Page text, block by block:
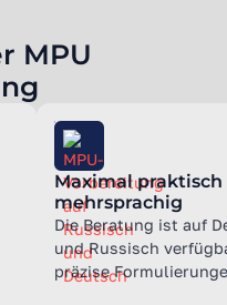
MPU
Maximal praktisch
mehrsprachig
Die Beratung ist auf
und Russisch
präzise